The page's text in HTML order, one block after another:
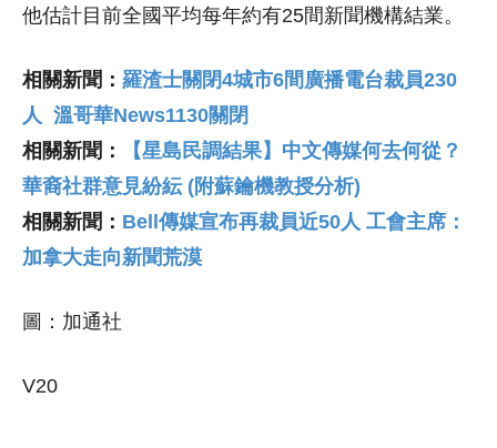
他估計目前全國平均每年約有25間新聞機構結業。
相關新聞： 羅渣士關閉4城市6間廣播電台裁員230
人 溫哥華News1130關閉
相關新聞：
【星島民調結果】中文傳媒何去何從？
華裔社群意見紛紜 (附蘇鑰機教授分析)
相關新聞： Bell傳媒宣布再裁員近50人 工會主席：
加拿大走向新聞荒漠
圖：加通社
V20